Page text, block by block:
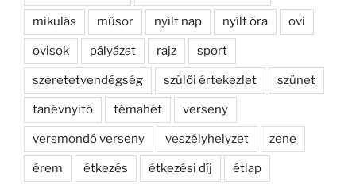
mikulás műsor nyílt nap nyílt óra ovi
ovisok pályázat rajz sport
szeretetvendégség szülői értekezlet szünet
tanévnyitó témahét verseny
versmondó verseny veszélyhelyzet zene
érem étkezés étkezési díj étlap